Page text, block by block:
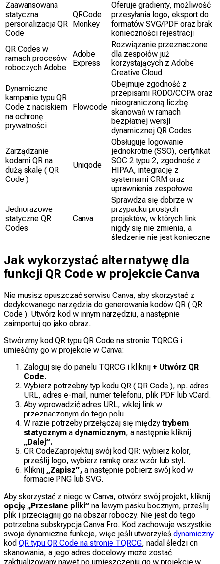
Zaawansowana
statyczna
personalizacja QR
Code
QRCode
Monkey
Oferuje gradienty, możliwość
przesyłania logo, eksport do
formatów SVG/PDF oraz brak
konieczności rejestracji
QR Codes w
ramach procesów
roboczych Adobe
Adobe
Express
Rozwiązanie przeznaczone
dla zespołów już
korzystających z Adobe
Creative Cloud
Dynamiczne
kampanie typu QR
Code z naciskiem
na ochronę
prywatności
Flowcode
Obejmuje zgodność z
przepisami RODO/CCPA oraz
nieograniczoną liczbę
skanowań w ramach
bezpłatnej wersji
dynamicznej QR Codes
Zarządzanie
kodami QR na
dużą skalę ( QR
Code )
Uniqode
Obsługuje logowanie
jednokrotne (SSO), certyfikat
SOC 2 typu 2, zgodność z
HIPAA, integrację z
systemami CRM oraz
uprawnienia zespołowe
Jednorazowe
statyczne QR
Codes
Canva
Sprawdza się dobrze w
przypadku prostych
projektów, w których link
nigdy się nie zmienia, a
śledzenie nie jest konieczne
Jak wykorzystać alternatywę dla
funkcji QR Code w projekcie Canva
Nie musisz opuszczać serwisu Canva, aby skorzystać z
dedykowanego narzędzia do generowania kodów QR ( QR
Code ). Utwórz kod w innym narzędziu, a następnie
zaimportuj go jako obraz.
Stwórzmy kod QR typu QR Code na stronie TQRCG i
umieśćmy go w projekcie w Canva:
Zaloguj się do panelu TQRCG i kliknij + Utwórz QR
Code.
Wybierz potrzebny typ kodu QR ( QR Code ), np. adres
URL, adres e-mail, numer telefonu, plik PDF lub vCard.
Aby wprowadzić adres URL, wklej link w
przeznaczonym do tego polu.
W razie potrzeby przełączaj się międzytrybem
statycznym a dynamicznym, a następnie kliknij
„Dalej”.
QR CodeZaprojektuj swój kod QR: wybierz kolor,
prześlij logo, wybierz ramkę oraz wzór lub styl.
Kliknij „Zapisz”, a następnie pobierz swój kod w
formacie PNG lub SVG.
Aby skorzystać z niego w Canva, otwórz swój projekt, kliknij
opcję „Przesłane pliki” na lewym pasku bocznym, prześlij
plik i przeciągnij go na obszar roboczy. Nie jest do tego
potrzebna subskrypcja Canva Pro. Kod zachowuje wszystkie
swoje dynamiczne funkcje, więc jeśli utworzyłeś dynamiczny
kod QR typu QR Code na stronie TQRCG, nadal śledzi on
skanowania, a jego adres docelowy może zostać
zaktualizowany nawet po umieszczeniu go w projekcie w